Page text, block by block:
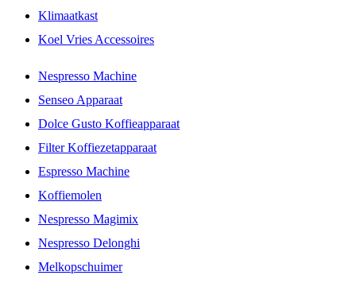
Klimaatkast
Koel Vries Accessoires
Nespresso Machine
Senseo Apparaat
Dolce Gusto Koffieapparaat
Filter Koffiezetapparaat
Espresso Machine
Koffiemolen
Nespresso Magimix
Nespresso Delonghi
Melkopschuimer